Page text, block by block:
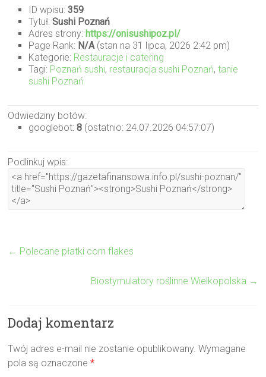
ID wpisu:359
Tytuł:Sushi Poznań
Adres strony: https://onisushipoz.pl/
Page Rank: N/A(stan na 31 lipca, 2026 2:42 pm)
Kategorie: Restauracje i catering
Tagi: Poznań sushi, restauracja sushi Poznań,tanie
sushi Poznań
Odwiedziny botów:
googlebot:8 (ostatnio: 24.07.2026 04:57:07)
Podlinkuj wpis:
← Polecane płatki corn flakes
Biostymulatory roślinne Wielkopolska →
Dodaj komentarz
Twój adres e-mail nie zostanie opublikowany. Wymagane
pola są oznaczone*